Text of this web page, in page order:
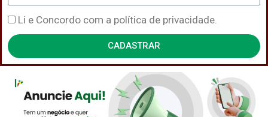
Política
de
Privacidade
Li e Concordo com a política de privacidade.
CADASTRAR